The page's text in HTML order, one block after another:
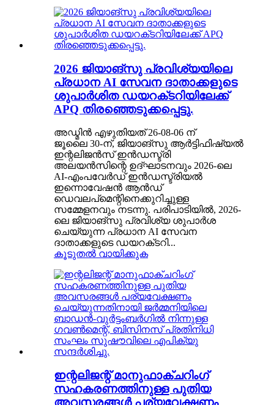
2026 ജിയാങ്‌സു പ്രവിശ്യയിലെ
പ്രധാന AI സേവന ദാതാക്കളുടെ
ശുപാർശിത ഡയറക്‌ടറിയിലേക്ക്
APQ തിരഞ്ഞെടുക്കപ്പെട്ടു.
അഡ്മിൻ എഴുതിയത് 26-08-06 ന്
ജൂലൈ 30-ന്, ജിയാങ്‌സു ആർട്ടിഫിഷ്യൽ
ഇന്റലിജൻസ് ഇൻഡസ്ട്രി
അലയൻസിന്റെ ഉദ്ഘാടനവും 2026-ലെ
AI-എംപവേർഡ് ഇൻഡസ്ട്രിയൽ
ഇന്നൊവേഷൻ ആൻഡ്
ഡെവലപ്‌മെന്റിനെക്കുറിച്ചുള്ള
സമ്മേളനവും നടന്നു. പരിപാടിയിൽ, 2026-
ലെ ജിയാങ്‌സു പ്രവിശ്യ ശുപാർശ
ചെയ്യുന്ന പ്രധാന AI സേവന
ദാതാക്കളുടെ ഡയറക്‌ടറി...
കൂടുതൽ വായിക്കുക
ഇന്റലിജന്റ് മാനുഫാക്ചറിംഗ്
സഹകരണത്തിനുള്ള പുതിയ
അവസരങ്ങൾ പര്യവേക്ഷണം